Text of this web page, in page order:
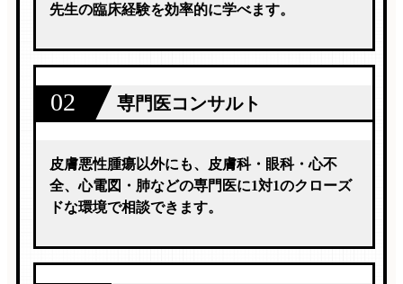
先生の臨床経験を効率的に学べます。
02 専門医コンサルト
皮膚悪性腫瘍以外にも、皮膚科・眼科・心不
全、心電図・肺などの専門医に1対1のクローズ
ドな環境で相談できます。